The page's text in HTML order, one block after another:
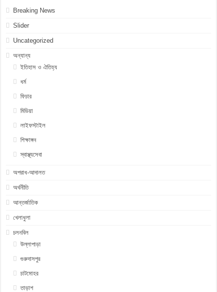
Breaking News
Slider
Uncategorized
অন্যান্য
ইতিহাস ও ঐতিহ্য
ধর্ম
ফিচার
মিডিয়া
লাইফস্টাইল
শিক্ষাঙ্গন
স্বাস্থ্যসেবা
অপরাধ-আদালত
অর্থনীতি
আন্তর্জাতিক
খেলাধুলা
চলনবিল
উল্লাপাড়া
গুরুদাসপুর
চাটমোহর
তাড়াশ